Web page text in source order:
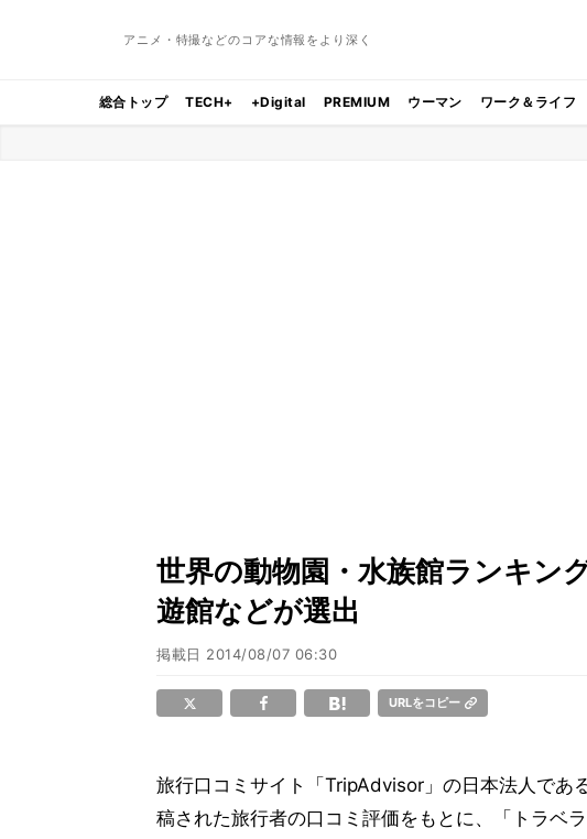
アニメ・特撮などのコアな情報をより深く
総合トップ TECH+ +Digital PREMIUM ウーマン ワーク＆ライフ
世界の動物園・水族館ランキン
遊館などが選出
掲載日 2014/08/07 06:30
URLをコピー
旅行口コミサイト「TripAdvisor」の日本法人であ
稿された旅行者の口コミ評価をもとに、「トラベ